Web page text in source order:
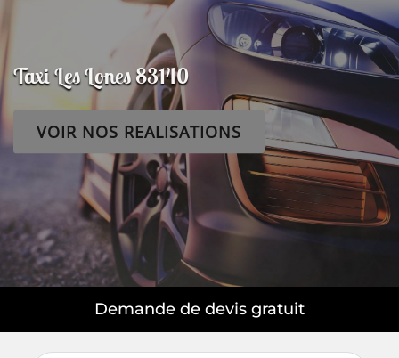
Taxi Les Lones 83140
VOIR NOS REALISATIONS
Demande de devis gratuit